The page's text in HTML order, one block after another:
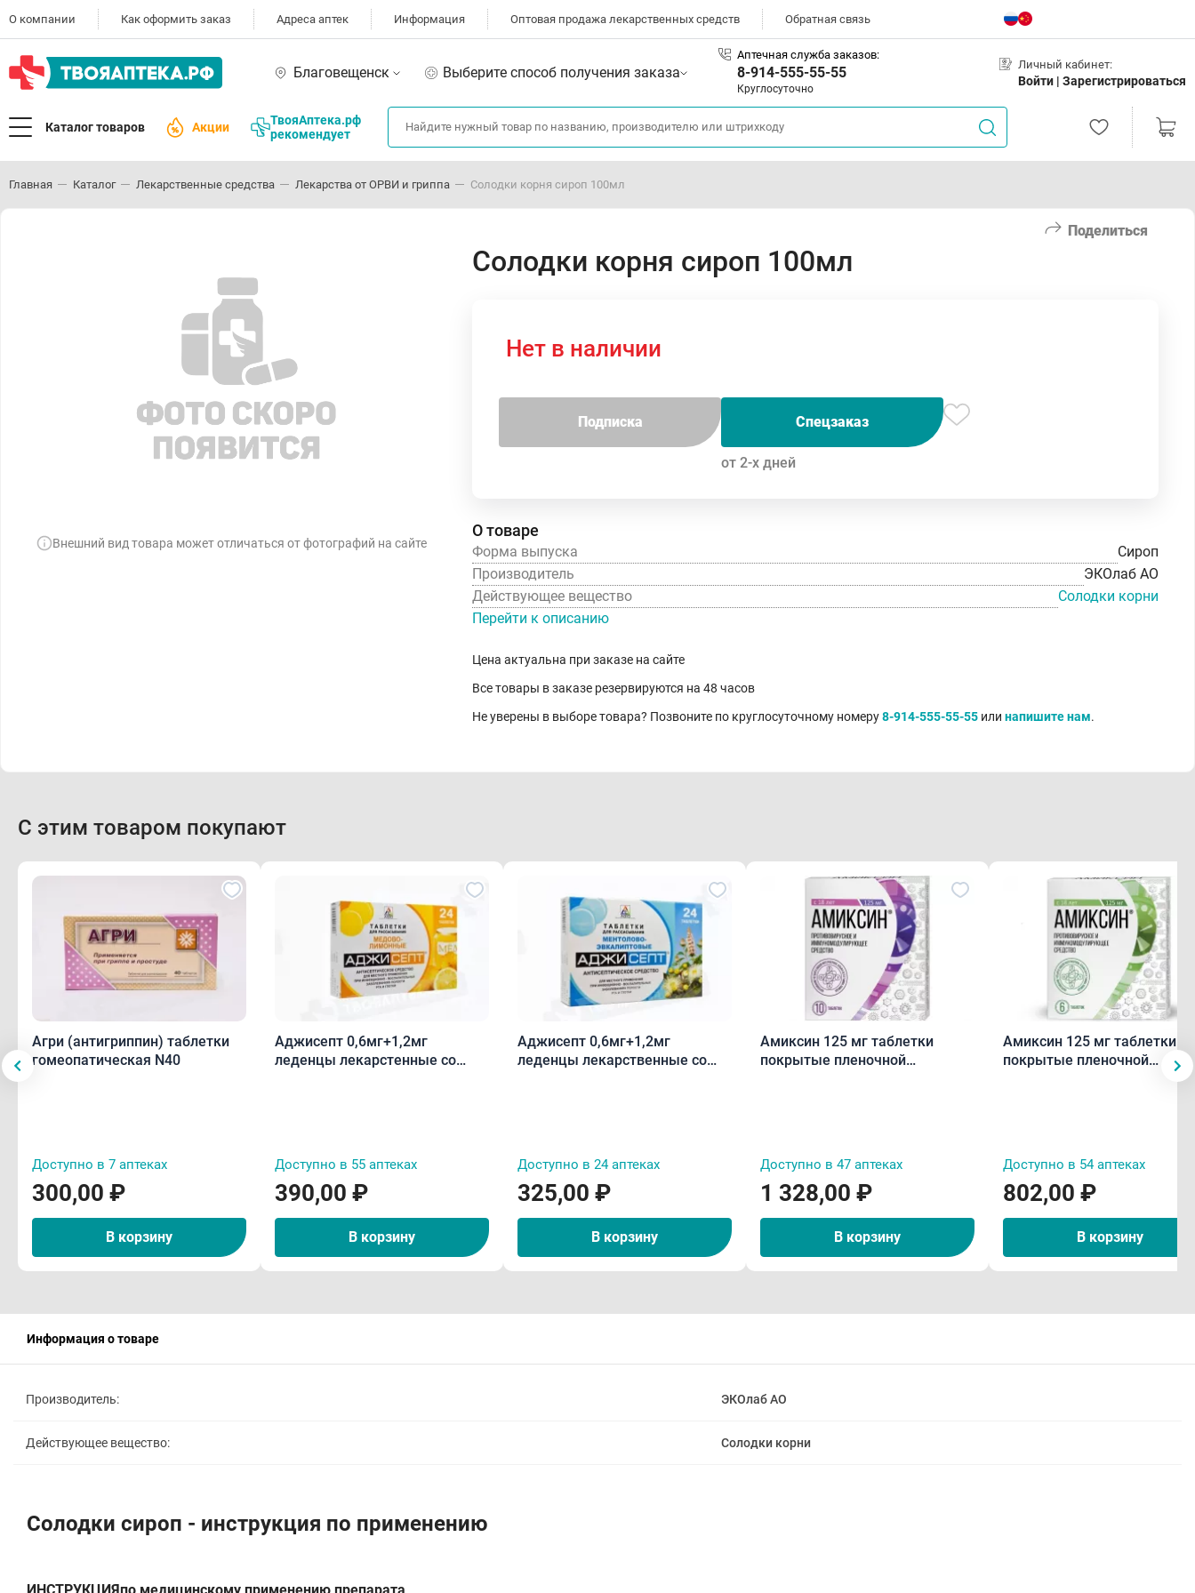
О компании Как оформить заказ Адреса аптек Информация Оптовая продажа лекарственных средств Обратная связь
Благовещенск Выберите способ получения заказа
Аптечная служба заказов:
8-914-555-55-55
Круглосуточно
Личный кабинет:
Войти | Зарегистрироваться
Каталог товаров Акции
ТвояАптека.рф
рекомендует
Главная Каталог Лекарственные средства Лекарства от ОРВИ и гриппа Солодки корня сироп 100мл
Поделиться
Внешний вид товара может отличаться от фотографий на сайте
Солодки корня сироп 100мл
Нет в наличии
Подписка Спецзаказ
от 2-х дней
О товаре
Форма выпуска
Сироп
Производитель
ЭКОлаб АО
Действующее вещество
Солодки корни
Перейти к описанию
Цена актуальна при заказе на сайте
Все товары в заказе резервируются на 48 часов
Не уверены в выборе товара? Позвоните по круглосуточному номеру8-914-555-55-55 или напишите нам.
С этим товаром покупают
Агри (антигриппин) таблетки
гомеопатическая N40
Доступно в 7 аптеках
300,00 ₽
В корзину
Аджисепт 0,6мг+1,2мг
леденцы лекарстенные со
Доступно в 55 аптеках
390,00 ₽
В корзину
Аджисепт 0,6мг+1,2мг
леденцы лекарственные со
Доступно в 24 аптеках
325,00 ₽
В корзину
Амиксин 125 мг таблетки
покрытые пленочной
Доступно в 47 аптеках
1 328,00 ₽
В корзину
Амиксин 125 мг таблетки
покрытые пленочной
Доступно в 54 аптеках
802,00 ₽
В корзину
Информация о товаре
Производитель: ЭКОлаб АО
Действующее вещество: Солодки корни
Солодки сироп - инструкция по применению
ИНСТРУКЦИЯпо медицинскому применению препарата